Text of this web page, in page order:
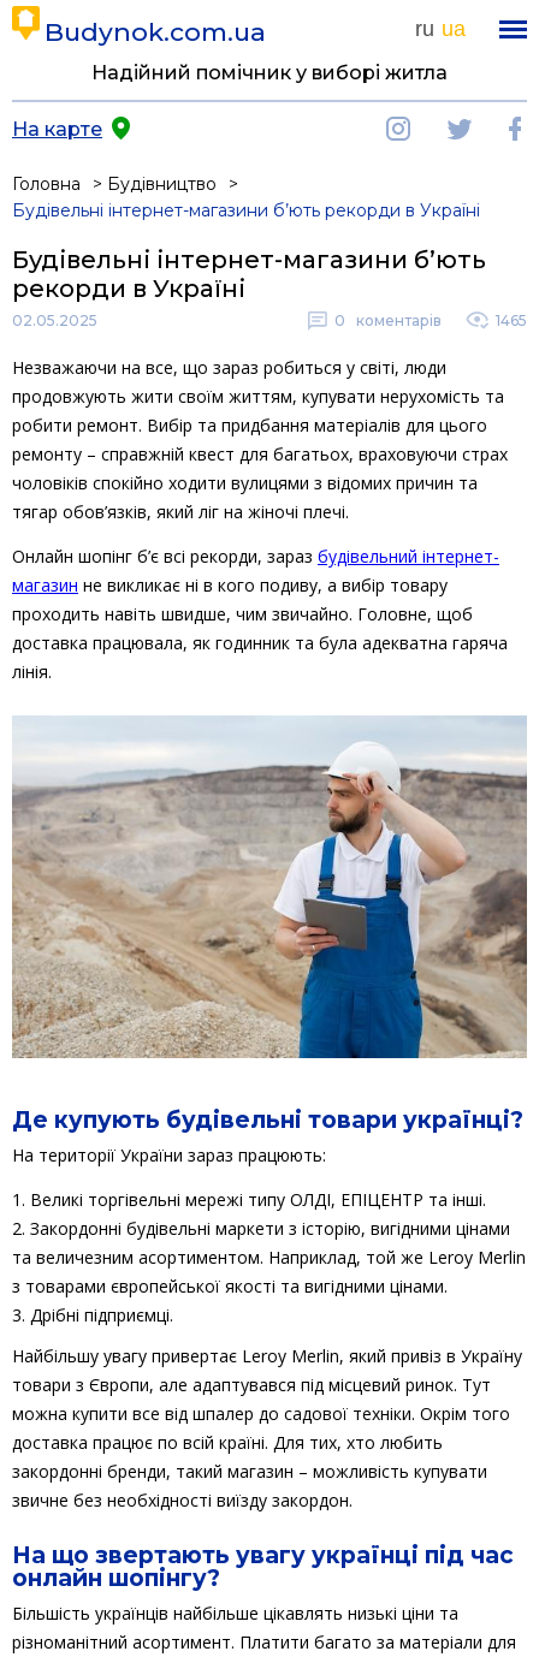
Budynok.com.ua ru ua
Надійний помічник у виборі житла
На карте
Головна
Будівництво
Будівельні інтернет-магазини б’ють рекорди в Україні
Будівельні інтернет-магазини б’ють
рекорди в Україні
02.05.2025 0 коментарів 1465
Незважаючи на все, що зараз робиться у світі, люди
продовжують жити своїм життям, купувати нерухомість та
робити ремонт. Вибір та придбання матеріалів для цього
ремонту – справжній квест для багатьох, враховуючи страх
чоловіків спокійно ходити вулицями з відомих причин та
тягар обов’язків, який ліг на жіночі плечі.
Онлайн шопінг б’є всі рекорди, зараз будівельний інтернет-
магазин не викликає ні в кого подиву, а вибір товару
проходить навіть швидше, чим звичайно. Головне, щоб
доставка працювала, як годинник та була адекватна гаряча
лінія.
Де купують будівельні товари українці?
На території України зараз працюють:
Великі торгівельні мережі типу ОЛДІ, ЕПІЦЕНТР та інші.
Закордонні будівельні маркети з історію, вигідними цінами
та величезним асортиментом. Наприклад, той же Leroy Merlin
з товарами європейської якості та вигідними цінами.
Дрібні підприємці.
Найбільшу увагу привертає Leroy Merlin, який привіз в Україну
товари з Європи, але адаптувався під місцевий ринок. Тут
можна купити все від шпалер до садової техніки. Окрім того
доставка працює по всій країні. Для тих, хто любить
закордонні бренди, такий магазин – можливість купувати
звичне без необхідності виїзду закордон.
На що звертають увагу українці під час
онлайн шопінгу?
Більшість українців найбільше цікавлять низькі ціни та
різноманітний асортимент. Платити багато за матеріали для